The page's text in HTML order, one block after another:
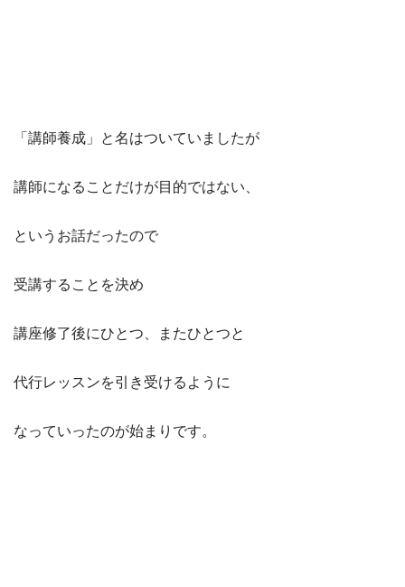
「講師養成」と名はついていましたが
講師になることだけが目的ではない、
というお話だったので
受講することを決め
講座修了後にひとつ、またひとつと
代行レッスンを引き受けるように
なっていったのが始まりです。